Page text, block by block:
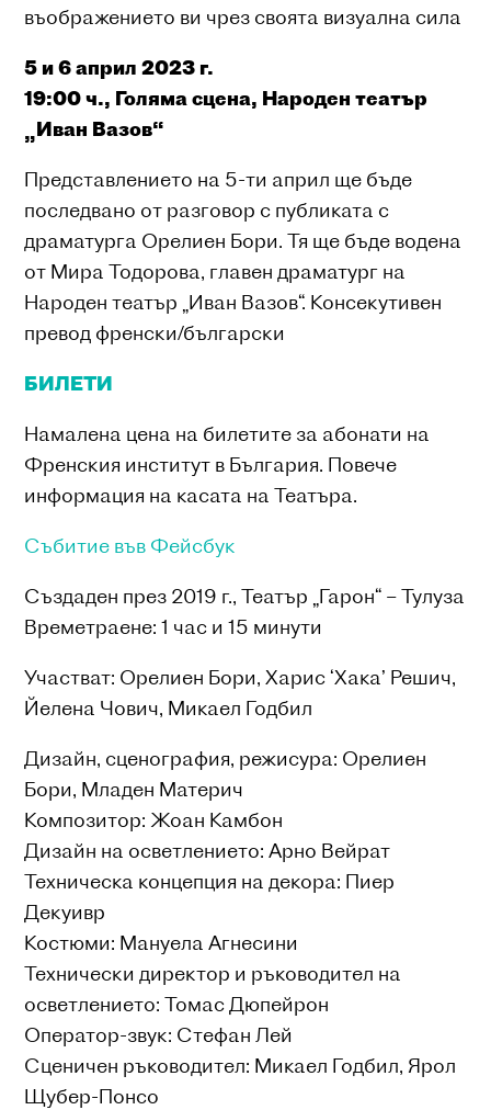
въображението ви чрез своята визуална сила
5 и 6 април 2023 г.
19:00 ч., Голяма сцена, Народен театър
„Иван Вазов“
Представлението на 5-ти април ще бъде
последвано от разговор с публиката с
драматурга Орелиен Бори. Тя ще бъде водена
от Мира Тодорова, главен драматург на
Народен театър „Иван Вазов“. Консекутивен
превод френски/български
БИЛЕТИ
Намалена цена на билетите за абонати на
Френския институт в България. Повече
информация на касата на Театъра.
Събитие във Фейсбук
Създаден през 2019 г., Театър „Гарон“ – Тулуза
Времетраене: 1 час и 15 минути
Участват: Орелиен Бори, Харис ‘Хака’ Решич,
Йелена Чович, Микаел Годбил
Дизайн, сценография, режисура: Орелиен
Бори, Младен Материч
Композитор: Жоан Камбон
Дизайн на осветлението: Арно Вейрат
Техническа концепция на декора: Пиер
Декуивр
Костюми: Мануела Агнесини
Технически директор и ръководител на
осветлението: Томас Дюпейрон
Оператор-звук: Стефан Лей
Сценичен ръководител: Микаел Годбил, Ярол
Щубер-Понсо